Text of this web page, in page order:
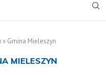
» Gmina Mieleszyn
MIELESZYN